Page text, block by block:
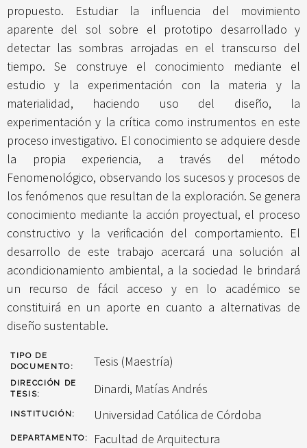
propuesto. Estudiar la influencia del movimiento
aparente del sol sobre el prototipo desarrollado y
detectar las sombras arrojadas en el transcurso del
tiempo. Se construye el conocimiento mediante el
estudio y la experimentación con la materia y la
materialidad, haciendo uso del diseño, la
experimentación y la crítica como instrumentos en este
proceso investigativo. El conocimiento se adquiere desde
la propia experiencia, a través del método
Fenomenológico, observando los sucesos y procesos de
los fenómenos que resultan de la exploración. Se genera
conocimiento mediante la acción proyectual, el proceso
constructivo y la verificación del comportamiento. El
desarrollo de este trabajo acercará una solución al
acondicionamiento ambiental, a la sociedad le brindará
un recurso de fácil acceso y en lo académico se
constituirá en un aporte en cuanto a alternativas de
diseño sustentable.
TIPO DE
DOCUMENTO:
Tesis (Maestría)
DIRECCIÓN DE
TESIS:
Dinardi, Matías Andrés
INSTITUCIÓN: Universidad Católica de Córdoba
DEPARTAMENTO: Facultad de Arquitectura